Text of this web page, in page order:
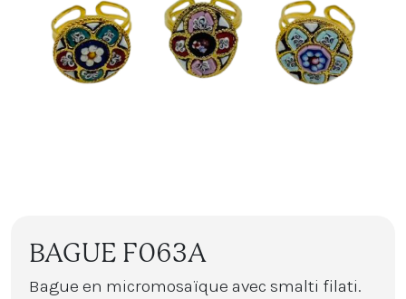
BAGUE F063A
Bague en micromosaïque avec smalti filati.